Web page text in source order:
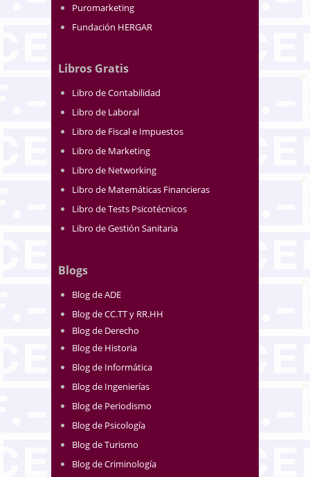
Puromarketing
Fundación HERGAR
Libros Gratis
Libro de Contabilidad
Libro de Laboral
Libro de Fiscal e Impuestos
Libro de Marketing
Libro de Networking
Libro de Matemáticas Financieras
Libro de Tests Psicotécnicos
Libro de Gestión Sanitaria
Blogs
Blog de ADE
Blog de CC.TT y RR.HH
Blog de Derecho
Blog de Historia
Blog de Informática
Blog de Ingenierías
Blog de Periodismo
Blog de Psicología
Blog de Turismo
Blog de Criminología